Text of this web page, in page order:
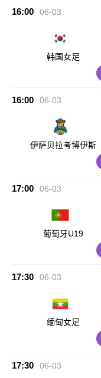
16:00 06-03
韩国女足
16:00 06-03
伊萨贝拉考博伊斯
17:00 06-03
葡萄牙U19
17:30 06-03
缅甸女足
17:30 06-03